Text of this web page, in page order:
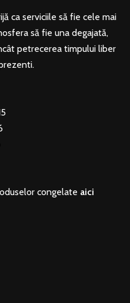
ca serviciile să fie cele mai
să fie una degajată,
petrecerea timpului liber
congelate aici